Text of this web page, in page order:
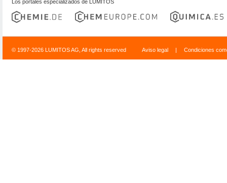
Los portales especializados de LUMITOS
© 1997-2026 LUMITOS AG, All rights reserved Aviso legal | Condiciones